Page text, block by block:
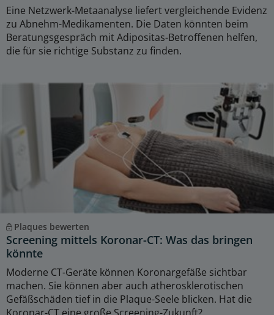
Eine Netzwerk-Metaanalyse liefert vergleichende Evidenz
zu Abnehm-Medikamenten. Die Daten könnten beim
Beratungsgespräch mit Adipositas-Betroffenen helfen,
die für sie richtige Substanz zu finden.
Plaques bewerten
Screening mittels Koronar-CT: Was das bringen
könnte
Moderne CT-Geräte können Koronargefäße sichtbar
machen. Sie können aber auch atherosklerotischen
Gefäßschäden tief in die Plaque-Seele blicken. Hat die